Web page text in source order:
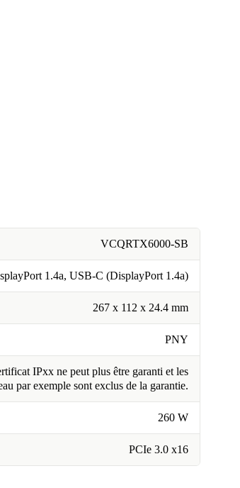
VCQRTX6000-SB
1.4a, USB-C (DisplayPort 1.4a)
267 x 112 x 24.4 mm
PNY
IPxx ne peut plus être garanti et les
par exemple sont exclus de la garantie.
260 W
PCIe 3.0 x16